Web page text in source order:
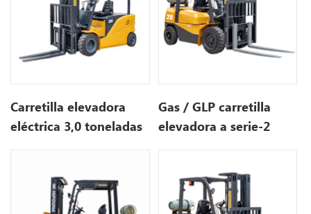
Carretilla elevadora
eléctrica 3,0 toneladas
Gas / GLP carretilla
elevadora a serie-2